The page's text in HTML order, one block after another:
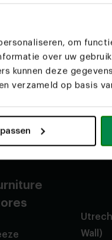
om
over uw
kunnen deze
verzameld op basis
is op de
de klant.
Wall)